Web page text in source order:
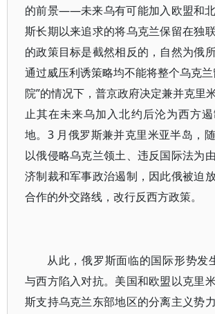
的前景——未来乌有可能加入欧盟和
斯长期以来追求的将乌克兰保留在独
的政策目标是截然相反的，自然为俄
通过威压利诱策略均不能将整个乌克
院”的情况下，普京政府决定兼并克里
止其在未来乌加入北约后沦为西方
地。3 月俄罗斯兼并克里米亚半岛，
以俄侵略乌克兰领土、违反国际法为
济制裁和军事政治遏制，因此俄被迫
合作的外交路线，改行反西方政策。
从此，俄罗斯面临的国际形势发
与西方陷入对抗。美国和欧盟以克里
斯支持乌克兰东部地区的分离主义势